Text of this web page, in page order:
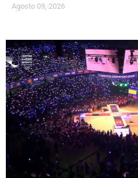
Agosto 09, 2026